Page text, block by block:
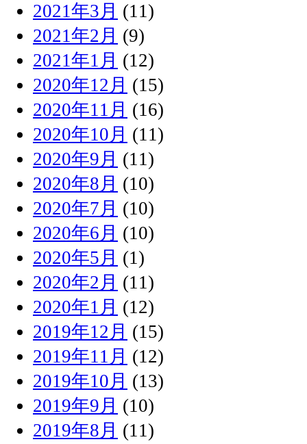
2021年3月 (11)
2021年2月 (9)
2021年1月 (12)
2020年12月 (15)
2020年11月 (16)
2020年10月 (11)
2020年9月 (11)
2020年8月 (10)
2020年7月 (10)
2020年6月 (10)
2020年5月 (1)
2020年2月 (11)
2020年1月 (12)
2019年12月 (15)
2019年11月 (12)
2019年10月 (13)
2019年9月 (10)
2019年8月 (11)